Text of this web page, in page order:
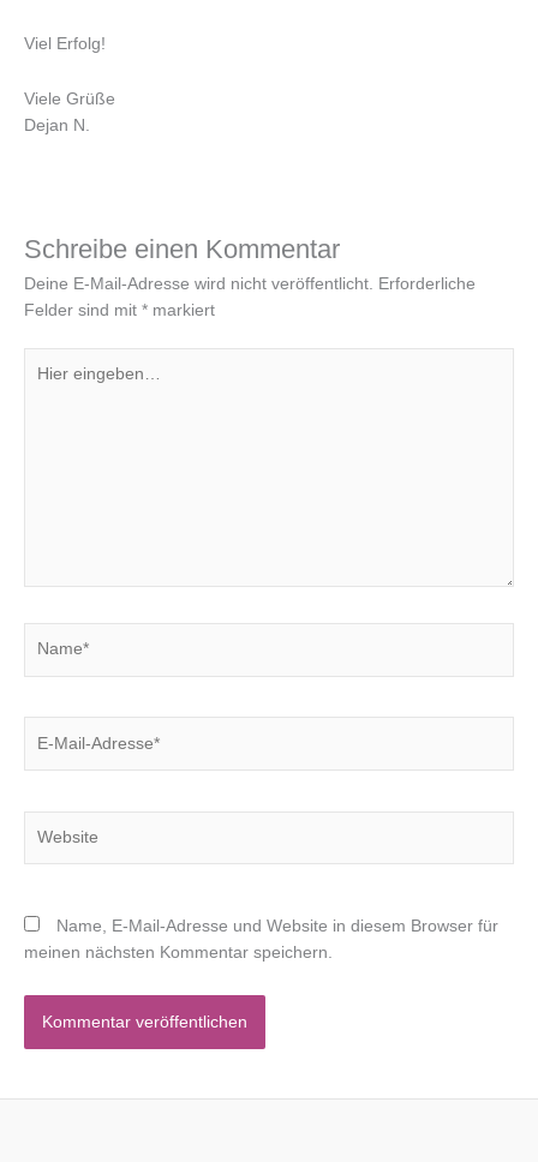
Viel Erfolg!
Viele Grüße
Dejan N.
Schreibe einen Kommentar
Deine E-Mail-Adresse wird nicht veröffentlicht. Erforderliche
Felder sind mit * markiert
eingeben…
Mail-
Name, E-Mail-Adresse und Website in diesem Browser für
meinen nächsten Kommentar speichern.